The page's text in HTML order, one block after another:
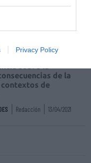
Privacy Policy
cáncer de próstata
una
de la
contextos de
Redacción 13/04/2021